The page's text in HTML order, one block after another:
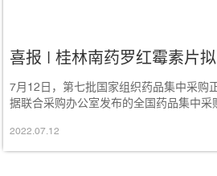
7月12日，第七批国家组织药品集中采购
据联合采购办公室发布的全国药品集中采
公示，桂林南药股份有限公司（以下简
2022.07.12